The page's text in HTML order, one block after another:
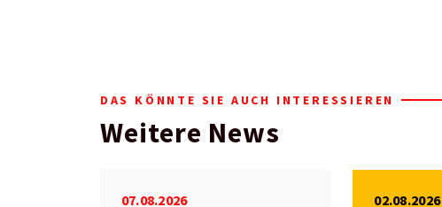
DAS KÖNNTE SIE AUCH INTERESSIEREN
Weitere News
07.08.2026 02.08.2026